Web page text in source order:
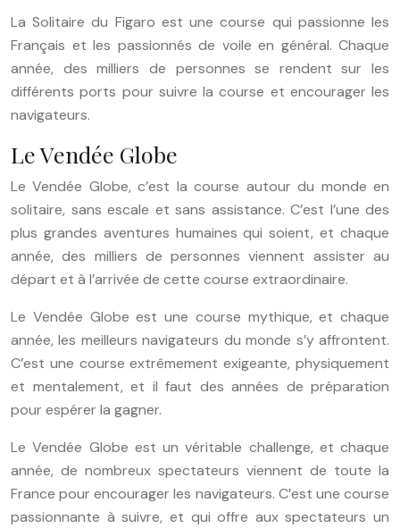
La Solitaire du Figaro est une course qui passionne les
Français et les passionnés de voile en général. Chaque
année, des milliers de personnes se rendent sur les
différents ports pour suivre la course et encourager les
navigateurs.
Le Vendée Globe
Le Vendée Globe, c’est la course autour du monde en
solitaire, sans escale et sans assistance. C’est l’une des
plus grandes aventures humaines qui soient, et chaque
année, des milliers de personnes viennent assister au
départ et à l’arrivée de cette course extraordinaire.
Le Vendée Globe est une course mythique, et chaque
année, les meilleurs navigateurs du monde s’y affrontent.
C’est une course extrêmement exigeante, physiquement
et mentalement, et il faut des années de préparation
pour espérer la gagner.
Le Vendée Globe est un véritable challenge, et chaque
année, de nombreux spectateurs viennent de toute la
France pour encourager les navigateurs. C’est une course
passionnante à suivre, et qui offre aux spectateurs un